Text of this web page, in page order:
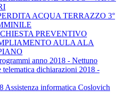
ACQUA TERRAZZO 3°
PREVENTIVO
AULA ALA
anno 2018 - Nettuno
telematica dichiarazioni 2018 -
Assistenza informatica Coslovich